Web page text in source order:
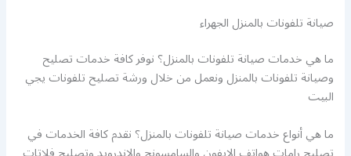
صيانة تلفونات بالمنزل الجهراء
ما هي خدمات صيانة تلفونات بالمنزل؟ نوفر كافة خدمات تصليح
وصيانة تلفونات بالمنزل ونعمل من خلال ورشة تصليح تلفونات يجي
البيت
ما هي أنواع خدمات صيانة تلفونات بالمنزل؟ نقدم كافة الخدمات في